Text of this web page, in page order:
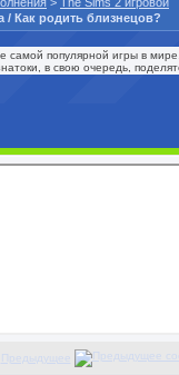
/ Как родить близнецов?
самой популярной игры в
в свою очередь,
Предыдущее